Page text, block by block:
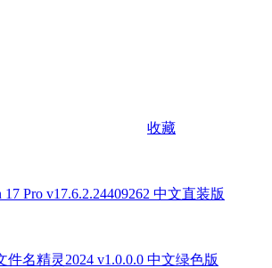
收藏
Pro v17.6.2.24409262 中文直装版
名精灵2024 v1.0.0.0 中文绿色版